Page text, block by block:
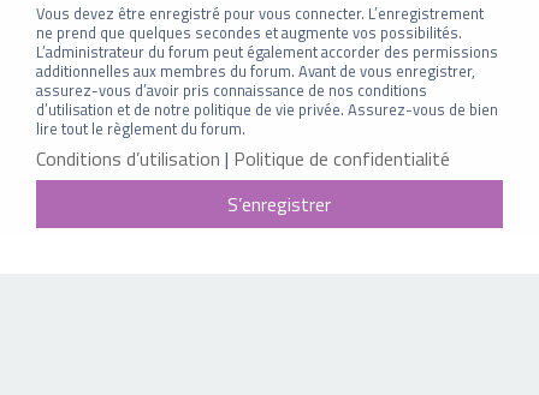
Vous devez être enregistré pour vous connecter. L’enregistrement
ne prend que quelques secondes et augmente vos possibilités.
L’administrateur du forum peut également accorder des permissions
additionnelles aux membres du forum. Avant de vous enregistrer,
assurez-vous d’avoir pris connaissance de nos conditions
d’utilisation et de notre politique de vie privée. Assurez-vous de bien
lire tout le règlement du forum.
Conditions d’utilisation | Politique de confidentialité
S’enregistrer